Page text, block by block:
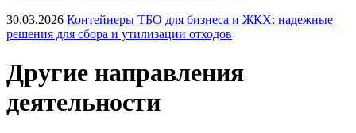
30.03.2026 Контейнеры ТБО для бизнеса и ЖКХ: надежные
решения для сбора и утилизации отходов
Другие направления
деятельности